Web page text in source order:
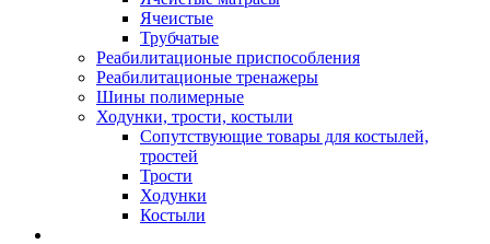
Ячеистые
Трубчатые
Реабилитационые приспособления
Реабилитационые тренажеры
Шины полимерные
Ходунки, трости, костыли
Сопутствующие товары для костылей,
тростей
Трости
Ходунки
Костыли